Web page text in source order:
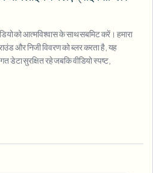
को आत्मविश्वास के साथ सबमिट करें। हमारा
और निजी विवरण को ब्लर करता है, यह
डेटा सुरक्षित रहे जबकि वीडियो स्पष्ट,